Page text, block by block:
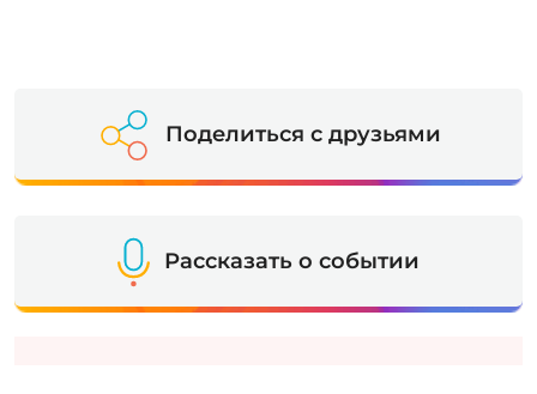
Поделиться с друзьями
Рассказать о событии